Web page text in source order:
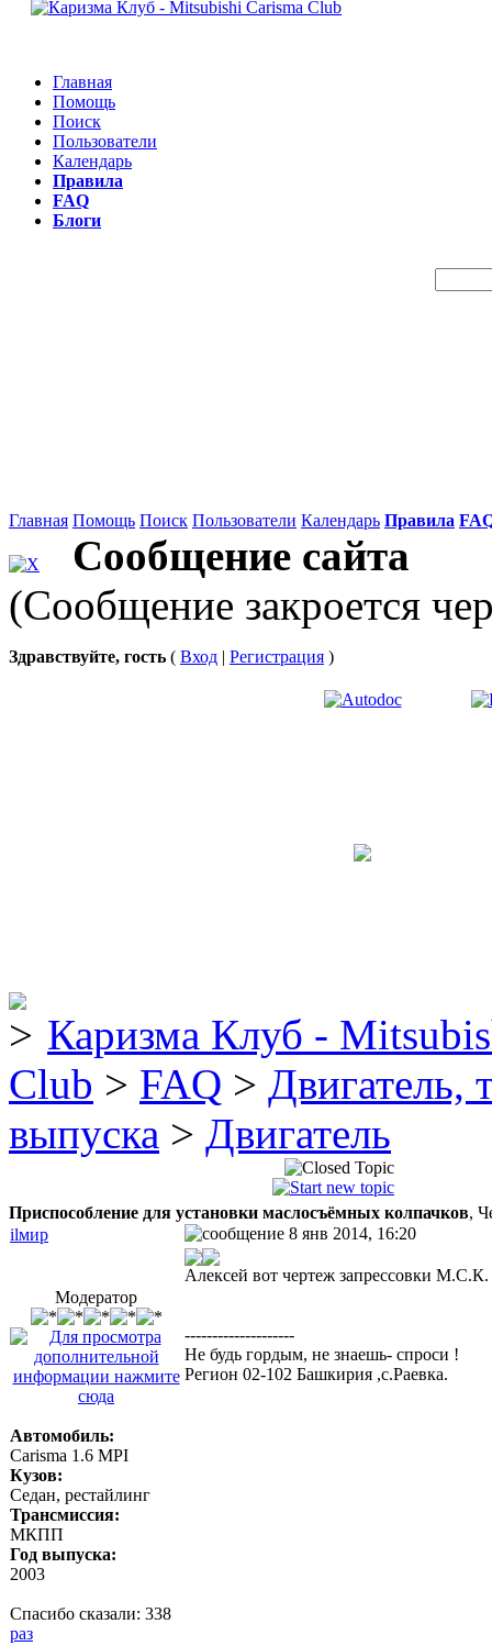
Главная
Помощь
Поиск
Пользователи
Календарь
Правила
FAQ
Блоги
Главная Помощь Поиск Пользователи Календарь Правила
Сообщение сайта
(Сообщение закроется
Здравствуйте, гость ( Вход | Регистрация )
Каризма Клуб -
Club > FAQ > Двигатель,
выпуска > Двигатель
Приспособление для установки маслосъёмных колпачков,
ilмир
8 янв 2014, 16:20
Модератор
Автомобиль:
Carisma 1.6 MPI
Кузов:
Седан, рестайлинг
Трансмиссия:
МКПП
Год выпуска:
2003
Спасибо сказали: 338
раз
Алексей вот чертеж запрессовки М.С.К.
--------------------
Не будь гордым, не знаешь- спроси !
Регион 02-102 Башкирия ,с.Раевка.